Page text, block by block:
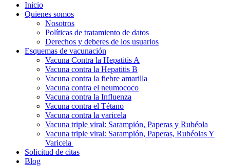
Inicio
Quienes somos
Nosotros
Políticas de tratamiento de datos
Derechos y deberes de los usuarios
Esquemas de vacunación
Vacuna Contra la Hepatitis A
Vacuna contra la Hepatitis B
Vacuna contra la fiebre amarilla
Vacuna contra el neumococo
Vacuna contra la Influenza
Vacuna contra el Tétano
Vacuna contra la varicela
Vacuna triple viral: Sarampión, Paperas y Rubéola
Vacuna triple viral: Sarampión, Paperas, Rubéolas Y
Varicela
Solicitud de citas
Blog